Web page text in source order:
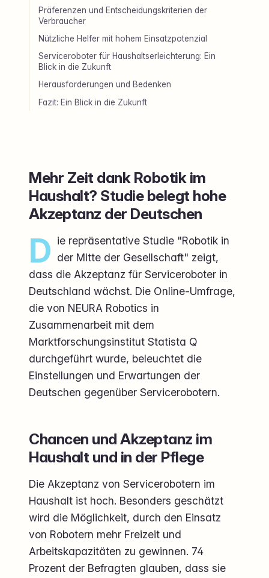
Präferenzen und Entscheidungskriterien der
Verbraucher
Nützliche Helfer mit hohem Einsatzpotenzial
Serviceroboter für Haushaltserleichterung: Ein
Blick in die Zukunft
Herausforderungen und Bedenken
Fazit: Ein Blick in die Zukunft
Mehr Zeit dank Robotik im
Haushalt? Studie belegt hohe
Akzeptanz der Deutschen
D ie repräsentative Studie "Robotik in
der Mitte der Gesellschaft" zeigt,
dass die Akzeptanz für Serviceroboter in
Deutschland wächst. Die Online-Umfrage,
die von NEURA Robotics in
Zusammenarbeit mit dem
Marktforschungsinstitut Statista Q
durchgeführt wurde, beleuchtet die
Einstellungen und Erwartungen der
Deutschen gegenüber Servicerobotern.
Chancen und Akzeptanz im
Haushalt und in der Pflege
Die Akzeptanz von Servicerobotern im
Haushalt ist hoch. Besonders geschätzt
wird die Möglichkeit, durch den Einsatz
von Robotern mehr Freizeit und
Arbeitskapazitäten zu gewinnen. 74
Prozent der Befragten glauben, dass sie